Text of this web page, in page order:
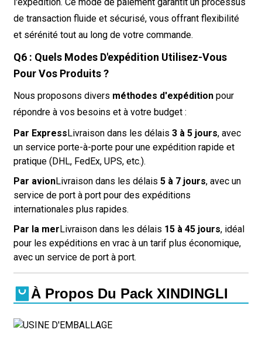
de transaction fluide et sécurisé, vous offrant flexibilité
et sérénité tout au long de votre commande.
Q6 : Quels Modes D'expédition Utilisez-Vous
Pour Vos Produits ?
Nous proposons divers méthodes d'expéditionpour
répondre à vos besoins et à votre budget :
Par ExpressLivraison dans les délais 3 à 5 jours, avec
un service porte-à-porte pour une expédition rapide et
pratique (DHL, FedEx, UPS, etc.).
Par avionLivraison dans les délais 5 à 7 jours, avec un
service de port à port pour des expéditions
internationales plus rapides.
Par la merLivraison dans les délais 15 à 45 jours, idéal
pour les expéditions en vrac à un tarif plus économique,
avec un service de port à port.
À Propos Du Pack XINDINGLI